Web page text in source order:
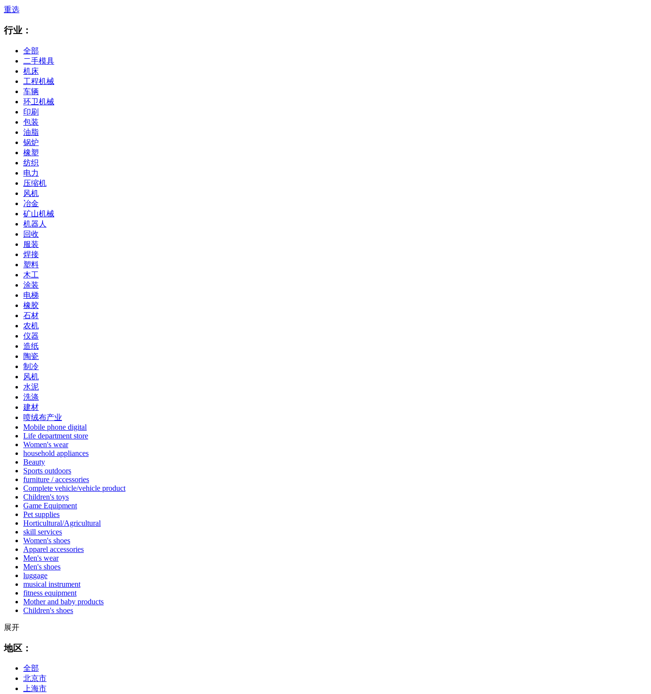
重选
行业：
全部
二手模具
机床
工程机械
车辆
环卫机械
印刷
包装
油脂
锅炉
橡塑
纺织
电力
压缩机
风机
冶金
矿山机械
机器人
回收
服装
焊接
塑料
木工
涂装
电梯
橡胶
石材
农机
仪器
造纸
陶瓷
制冷
风机
水泥
洗涤
建材
喷绒布产业
Mobile phone digital
Life department store
Women's wear
household appliances
Beauty
Sports outdoors
furniture / accessories
Complete vehicle/vehicle product
Children's toys
Game Equipment
Pet supplies
Horticultural/Agricultural
skill services
Women's shoes
Apparel accessories
Men's wear
Men's shoes
luggage
musical instrument
fitness equipment
Mother and baby products
Children's shoes
展开
地区：
全部
北京市
上海市